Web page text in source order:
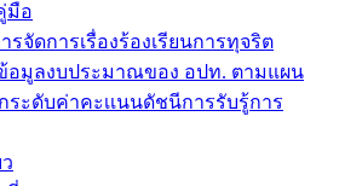
มือ
จัดการเรื่องร้องเรียนการทุจริต
ข้อมูลงบประมาณของ อปท. ตามแผน
ระดับค่าคะเเนนดัชนีการรับรู้การ